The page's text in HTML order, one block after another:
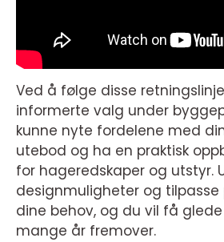
Ved å følge disse
informerte valg under
kunne nyte fordelene med
utebod og ha en praktisk
for hageredskaper og utstyr.
designmuligheter og
dine behov, og du vil få
mange år fremover.